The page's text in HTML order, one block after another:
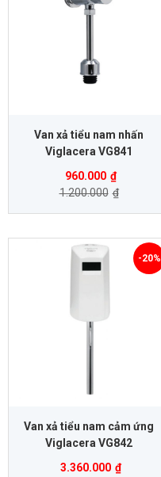
Van xả tiểu nam nhấn
Viglacera VG841
960.000 ₫
1.200.000 ₫
Van xả tiểu nam cảm ứng
Viglacera VG842
3.360.000 ₫
-20%